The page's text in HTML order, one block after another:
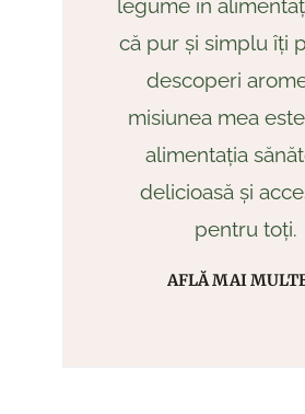
legume în
că pur și simplu îți
descoperi
misiunea mea
alimentația
delicioasă și
pentru toți.
AFLĂ MAI